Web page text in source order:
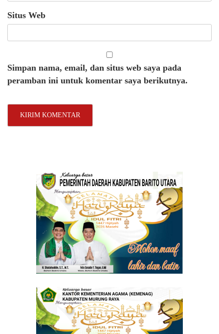
Situs Web
Simpan nama, email, dan situs web saya pada
peramban ini untuk komentar saya berikutnya.